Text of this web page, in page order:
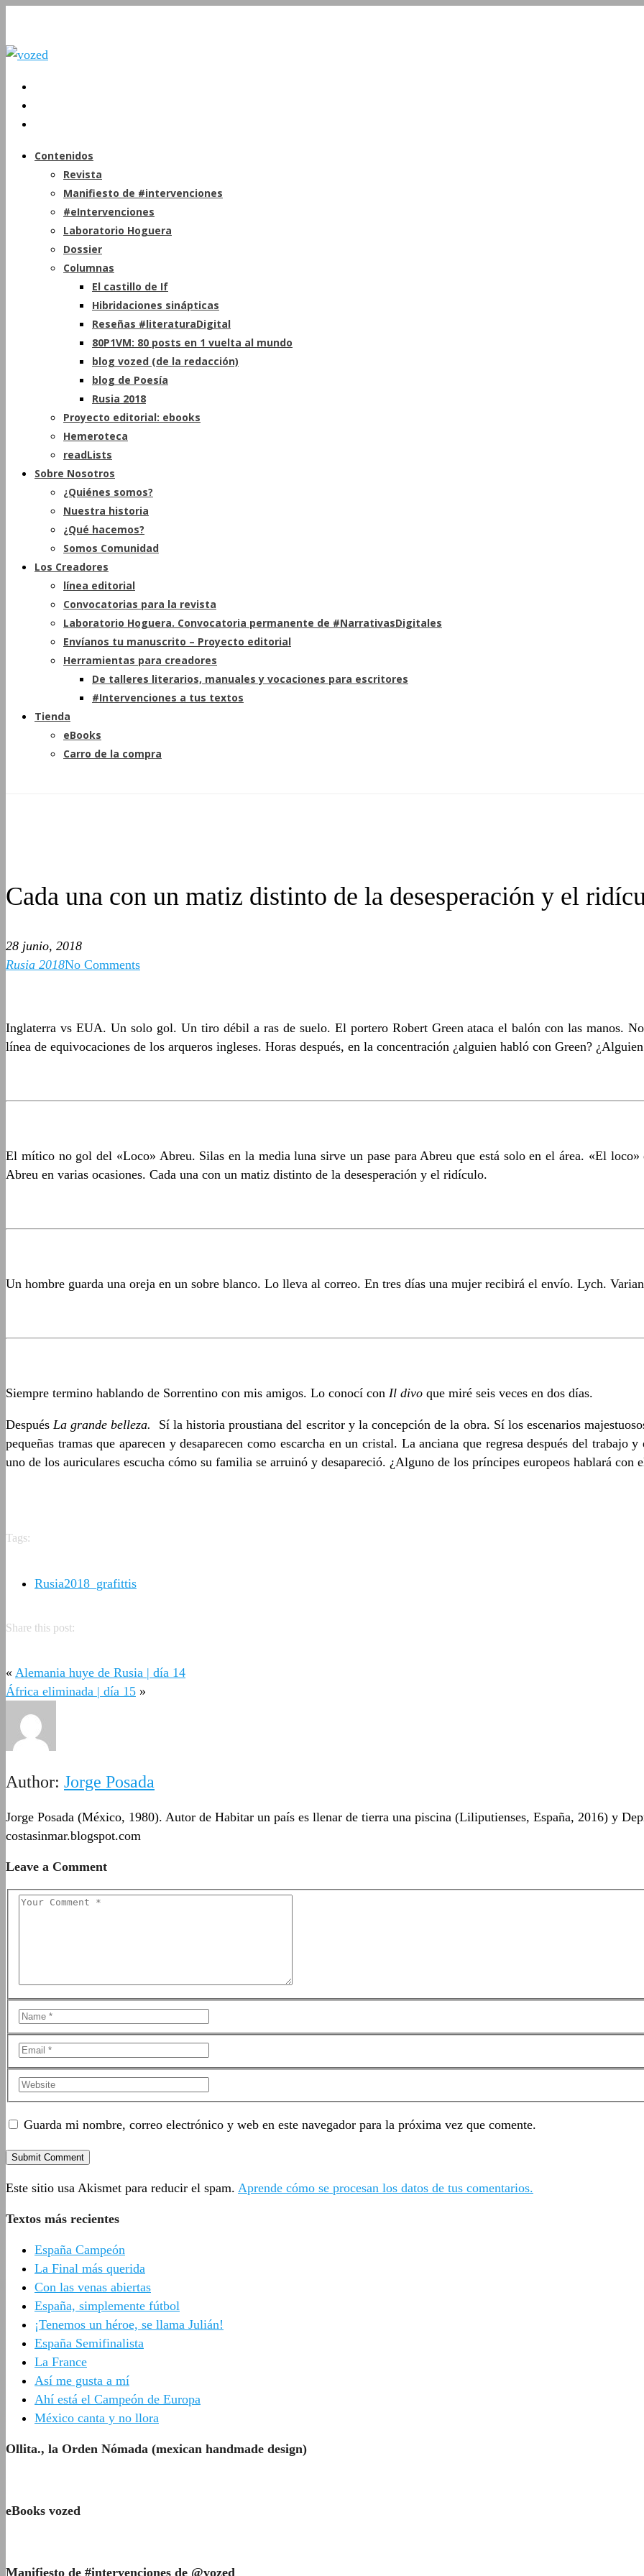
Contenidos
Revista
Manifiesto de #intervenciones
#eIntervenciones
Laboratorio Hoguera
Dossier
Columnas
El castillo de If
Hibridaciones sinápticas
Reseñas #literaturaDigital
80P1VM: 80 posts en 1 vuelta al mundo
blog vozed (de la redacción)
blog de Poesía
Rusia 2018
Proyecto editorial: ebooks
Hemeroteca
readLists
Sobre Nosotros
¿Quiénes somos?
Nuestra historia
¿Qué hacemos?
Somos Comunidad
Los Creadores
línea editorial
Convocatorias para la revista
Laboratorio Hoguera. Convocatoria permanente de #NarrativasDigitales
Envíanos tu manuscrito – Proyecto editorial
Herramientas para creadores
De talleres literarios, manuales y vocaciones para escritores
#Intervenciones a tus textos
Tienda
eBooks
Carro de la compra
Cada una con un matiz distinto de la desesperación y el
28 junio, 2018
Rusia 2018No Comments
Inglaterra vs EUA. Un solo gol. Un tiro débil a ras de suelo. El portero Robert Green ataca el balón con las manos.
línea de equivocaciones de los arqueros ingleses. Horas después, en la concentración ¿alguien habló con Green?
El mítico no gol del «Loco» Abreu. Silas en la media luna sirve un pase para Abreu que está solo en el área. «El
Abreu en varias ocasiones. Cada una con un matiz distinto de la desesperación y el ridículo.
Un hombre guarda una oreja en un sobre blanco. Lo lleva al correo. En tres días una mujer recibirá el envío. Lych.
Siempre termino hablando de Sorrentino con mis amigos. Lo conocí con Il divo que miré seis veces en dos días.
DespuésLa grande belleza.
Sí la historia proustiana del escritor y la concepción de la obra. Sí los escenarios
pequeñas tramas que aparecen y desaparecen como escarcha en un cristal. La anciana que regresa después del
uno de los auriculares escucha cómo su familia se arruinó y desapareció. ¿Alguno de los príncipes europeos hablará con
Tags:
Rusia2018_grafittis
Share this post:
« Alemania huye de Rusia | día 14
África eliminada | día 15 »
Author: Jorge Posada
Jorge Posada (México, 1980). Autor de Habitar un país es llenar de tierra una piscina (Liliputienses, España, 2016) y
costasinmar.blogspot.com
Leave a Comment
Guarda mi nombre, correo electrónico y web en este navegador para la próxima vez que comente.
Este sitio usa Akismet para reducir el spam. Aprende cómo se procesan los datos de tus comentarios.
Textos más recientes
España Campeón
La Final más querida
Con las venas abiertas
España, simplemente fútbol
¡Tenemos un héroe, se llama Julián!
España Semifinalista
La France
Así me gusta a mí
Ahí está el Campeón de Europa
México canta y no llora
Ollita., la Orden Nómada (mexican handmade design)
eBooks vozed
Manifiesto de #intervenciones de @vozed